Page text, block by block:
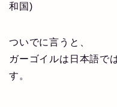
和国)
ついでに言うと、
ガーゴイルは日本語で
す。